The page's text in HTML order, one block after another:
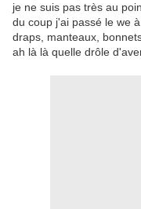
je ne suis pas très au
du coup j'ai passé le we
draps, manteaux,
ah là là quelle drôle